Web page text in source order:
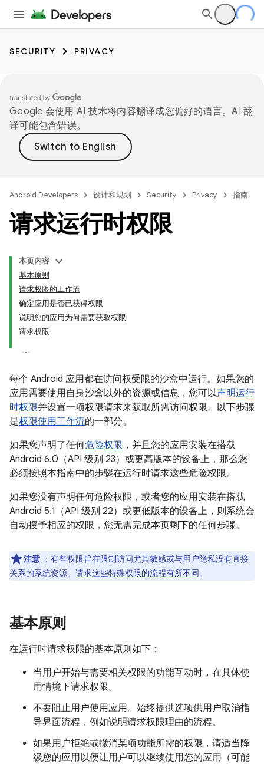
SECURITY PRIVACY
Google 会使用 AI 技术将内容翻译成您偏好的语言。AI 翻
译可能包含错误。
Android Developers 设计和规划 Security Privacy 指南
请求运行时权限
本页内容
基本原则
请求权限的工作流
确定应用是否已获得权限
说明您的应用为何需要获取权限
请求权限
每个 Android 应用都在访问权受限的沙盒中运行。如果您的
应用需要使用自身沙盒以外的资源或信息，您可以声明运行
时权限并设置一项权限请求来获取所需访问权限。以下步骤
是权限使用工作流的一部分。
如果您声明了任何危险权限 ，并且您的应用安装在搭载
Android 6.0（API 级别 23）或更高版本的设备上，那么您
必须按照本指南中的步骤在运行时请求这些危险权限。
如果您没有声明任何危险权限，或者您的应用安装在搭载
Android 5.1（API 级别 22）或更低版本的设备上，则系统会
自动授予相应的权限，您无需完成本页剩下的任何步骤。
注意 ：有些权限旨在限制访问尤其敏感或与用户隐私没有直接
关系的系统资源。 请求这些特殊权限的流程有所不同。
基本原则
在运行时请求权限的基本原则如下：
当用户开始与需要相关权限的功能互动时，在具体使
用情境下请求权限。
不要阻止用户使用应用。始终提供选项供用户取消指
导界面流程，例如说明请求权限理由的流程。
如果用户拒绝或撤消某项功能所需的权限，请适当降
级您的应用以便让用户可以继续使用您的应用（可能